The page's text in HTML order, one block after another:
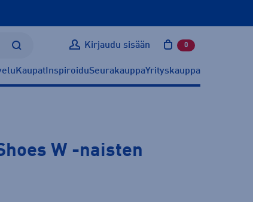
Kirjaudu sisään 0 tuotetta
Kaupat InspiroiduSeurakauppaYrityskauppa
W -naisten